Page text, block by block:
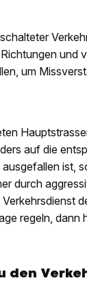
und
um
auf die
ist,
durch
regeln, dann
den